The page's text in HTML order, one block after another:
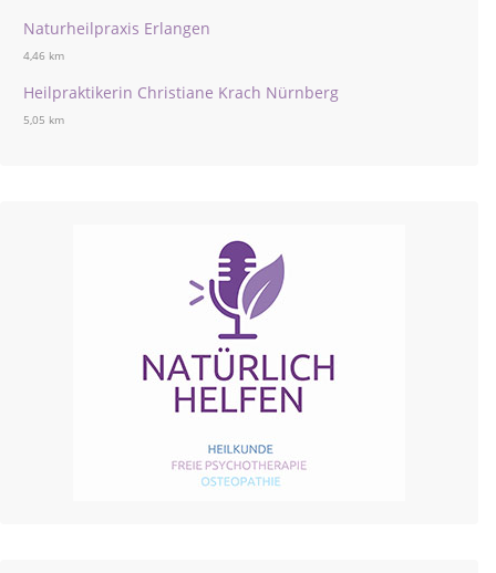
Naturheilpraxis Erlangen
4,46 km
Heilpraktikerin Christiane Krach Nürnberg
5,05 km